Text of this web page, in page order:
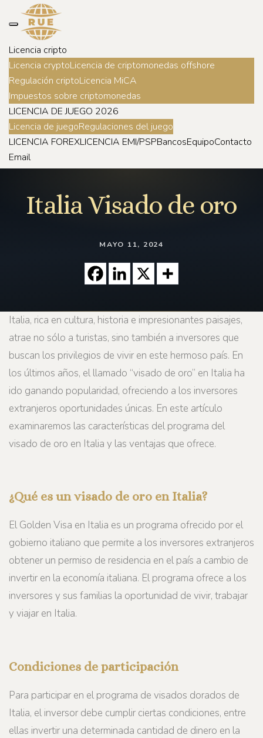
Licencia cripto
Licencia cryptoLicencia de criptomonedas offshore
Regulación criptoLicencia MiCA
Impuestos sobre criptomonedas
LICENCIA DE JUEGO 2026
Licencia de juegoRegulaciones del juego
LICENCIA FOREXLICENCIA EMI/PSPBancosEquipoContacto
Email
Italia Visado de oro
MAYO 11, 2024
Italia, rica en cultura, historia e impresionantes paisajes,
atrae no sólo a turistas, sino también a inversores que
buscan los privilegios de vivir en este hermoso país. En
los últimos años, el llamado “visado de oro” en Italia ha
ido ganando popularidad, ofreciendo a los inversores
extranjeros oportunidades únicas. En este artículo
examinaremos las características del programa del
visado de oro en Italia y las ventajas que ofrece.
¿Qué es un visado de oro en Italia?
El Golden Visa en Italia es un programa ofrecido por el
gobierno italiano que permite a los inversores extranjeros
obtener un permiso de residencia en el país a cambio de
invertir en la economía italiana. El programa ofrece a los
inversores y sus familias la oportunidad de vivir, trabajar
y viajar en Italia.
Condiciones de participación
Para participar en el programa de visados dorados de
Italia, el inversor debe cumplir ciertas condiciones, entre
ellas invertir una determinada cantidad de dinero en la